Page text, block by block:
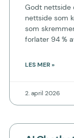
Godt nettside
nettside som
som
forlater 94 %
LES MER »
2. april 2026